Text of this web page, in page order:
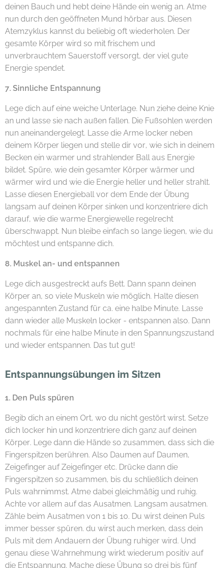
deinen Bauch und hebt deine Hände ein wenig an. Atme
nun durch den geöffneten Mund hörbar aus. Diesen
Atemzyklus kannst du beliebig oft wiederholen. Der
gesamte Körper wird so mit frischem und
unverbrauchtem Sauerstoff versorgt, der viel gute
Energie spendet.
7. Sinnliche Entspannung
Lege dich auf eine weiche Unterlage. Nun ziehe deine Knie
an und lasse sie nach außen fallen. Die Fußsohlen werden
nun aneinandergelegt. Lasse die Arme locker neben
deinem Körper liegen und stelle dir vor, wie sich in deinem
Becken ein warmer und strahlender Ball aus Energie
bildet. Spüre, wie dein gesamter Körper wärmer und
wärmer wird und wie die Energie heller und heller strahlt.
Lasse diesen Energieball vor dem Ende der Übung
langsam auf deinen Körper sinken und konzentriere dich
darauf, wie die warme Energiewelle regelrecht
überschwappt. Nun bleibe einfach so lange liegen, wie du
möchtest und entspanne dich.
8. Muskel an- und entspannen
Lege dich ausgestreckt aufs Bett. Dann spann deinen
Körper an, so viele Muskeln wie möglich. Halte diesen
angespannten Zustand für ca. eine halbe Minute. Lasse
dann wieder alle Muskeln locker - entspannen also. Dann
nochmals für eine halbe Minute in den Spannungszustand
und wieder entspannen. Das tut gut!
Entspannungsübungen im Sitzen
1. Den Puls spüren
Begib dich an einem Ort, wo du nicht gestört wirst. Setze
dich locker hin und konzentriere dich ganz auf deinen
Körper. Lege dann die Hände so zusammen, dass sich die
Fingerspitzen berühren. Also Daumen auf Daumen,
Zeigefinger auf Zeigefinger etc. Drücke dann die
Fingerspitzen so zusammen, bis du schließlich deinen
Puls wahrnimmst. Atme dabei gleichmäßig und ruhig.
Achte vor allem auf das Ausatmen. Langsam ausatmen.
Zähle beim Ausatmen von 1 bis 10. Du wirst deinen Puls
immer besser spüren. du wirst auch merken, dass dein
Puls mit dem Andauern der Übung ruhiger wird. Und
genau diese Wahrnehmung wirkt wiederum positiv auf
die Entspannung. Mache diese Übung so drei bis fünf